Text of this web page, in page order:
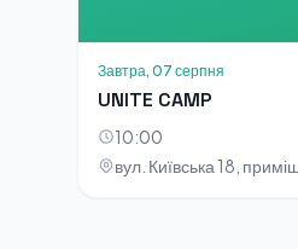
Завтра, 07 серпня
UNITE CAMP
10:00